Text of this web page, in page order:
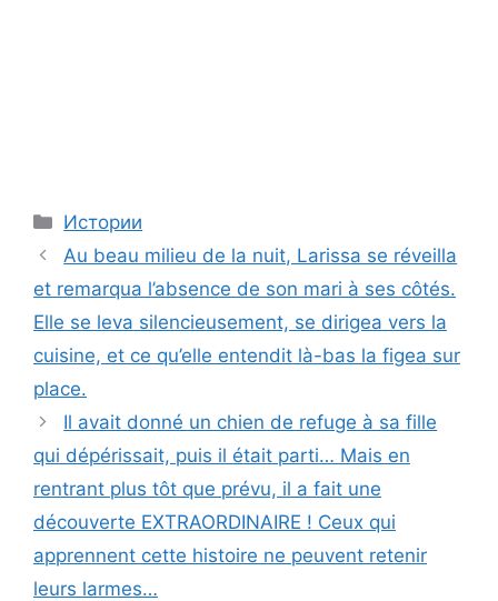
Categories
Истории
Au beau milieu de la nuit, Larissa se réveilla
et remarqua l’absence de son mari à ses côtés.
Elle se leva silencieusement, se dirigea vers la
cuisine, et ce qu’elle entendit là-bas la figea sur
place.
Il avait donné un chien de refuge à sa fille
qui dépérissait, puis il était parti… Mais en
rentrant plus tôt que prévu, il a fait une
découverte EXTRAORDINAIRE ! Ceux qui
apprennent cette histoire ne peuvent retenir
leurs larmes…